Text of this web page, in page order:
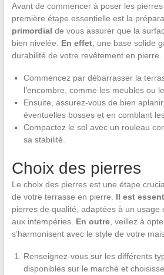
Avant de commencer à poser les
première étape essentielle est la
primordial de vous assurer que la
bien nivelée. En effet, une base solide
durabilité de votre revêtement en pierre.
Commencez par débarrasser la
l’encombre, comme les meubles ou
Ensuite, assurez-vous de bien
éventuelles bosses et en comblant
Compactez le sol avec un rouleau
sa stabilité.
Choix des pierres
Le choix des pierres est une étape
de votre terrasse en pierre. Il est
pierres de qualité, adaptées à un usage
aux intempéries. En outre, veillez à
s’harmonisent avec le style de votre
Renseignez-vous sur les différents
disponibles sur le marché et